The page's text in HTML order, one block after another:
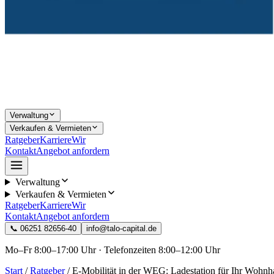
Verwaltung
Verkaufen & Vermieten
RatgeberKarriereWir
KontaktAngebot anfordern
Verwaltung
Verkaufen & Vermieten
RatgeberKarriereWir
KontaktAngebot anfordern
📞 06251 82656-40 info@talo-capital.de
Mo–Fr 8:00–17:00 Uhr · Telefonzeiten 8:00–12:00 Uhr
Start / Ratgeber/ E-Mobilität in der WEG: Ladestation für Ihr